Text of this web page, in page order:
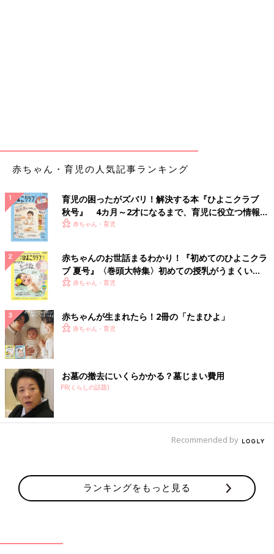
赤ちゃん・育児の人気記事ランキング
育児の困ったがズバリ！解決する本『ひよこクラブ
秋号』 4カ月～2才になるまで、育児に役立つ情報が
いっぱい！
赤ちゃん・育児
赤ちゃんのお世話まるわかり！『初めてのひよこクラ
ブ 夏号』〈巻頭大特集〉初めての授乳がうまくい
く！ おっぱい・ミルクの基本と夏のトラブル 解決テ
赤ちゃん・育児
赤ちゃんが生まれたら！2冊の「たまひよ」
赤ちゃん・育児
お墓の撤去にいくらかかる？墓じまい費用
PR(くらしの話題)
Recommended by
ランキングをもっと見る